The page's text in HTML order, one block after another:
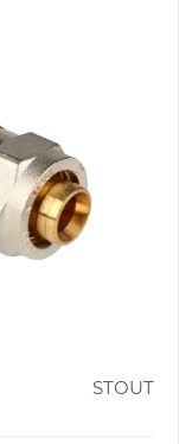
STOUT